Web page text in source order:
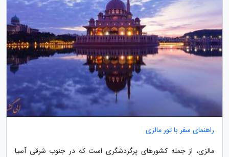
راهنمای سفر با تور مالزی
مالزی، از جمله کشورهای پرگردشگری است که در جنوب شرقی آسیا